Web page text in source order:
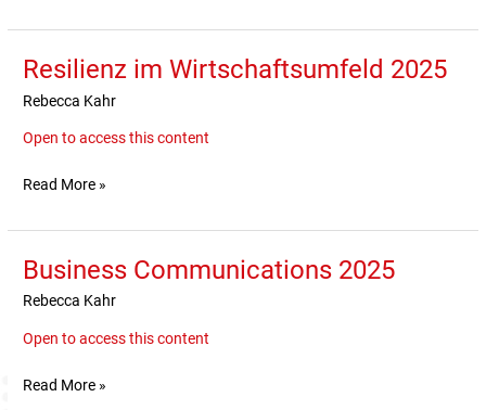
Resilienz im Wirtschaftsumfeld 2025
Rebecca Kahr
Open to access this content
Resilienz
Wirtschaftsumfeld
2025
Read More »
Business Communications 2025
Rebecca Kahr
Open to access this content
Business
Read More »